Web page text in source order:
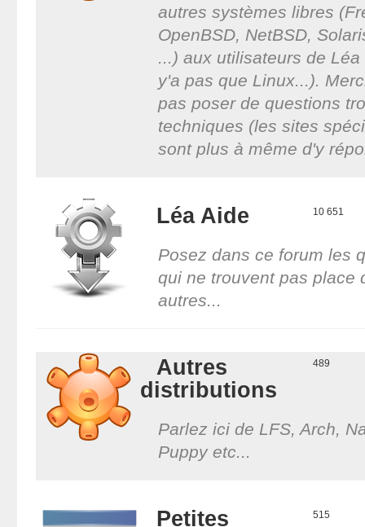
autres systèmes libres
OpenBSD, NetBSD,
...) aux utilisateurs de Léa
y'a pas que Linux...).
pas poser de questions
techniques (les sites
sont plus à même d'y
10 651
Léa Aide
Posez dans ce forum les
qui ne trouvent pas place
autres...
489
Autres
distributions
Parlez ici de LFS, Arch,
Puppy etc...
515
Petites